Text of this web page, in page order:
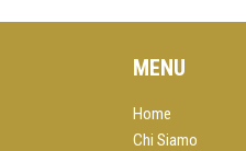
MENU
Home
Chi Siamo